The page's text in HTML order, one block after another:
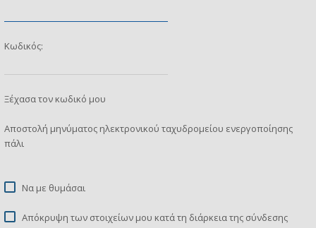
Κωδικός:
Ξέχασα τον κωδικό μου
Αποστολή μηνύματος ηλεκτρονικού ταχυδρομείου ενεργοποίησης
πάλι
Να με θυμάσαι
Απόκρυψη των στοιχείων μου κατά τη διάρκεια της σύνδεσης